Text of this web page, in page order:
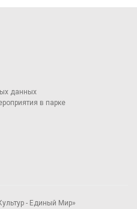
данных
в парке
- Единый Мир»